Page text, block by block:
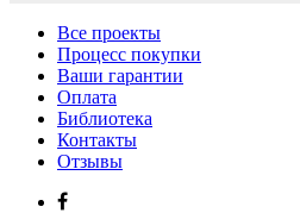
Все проекты
Процесс покупки
Ваши гарантии
Оплата
Библиотека
Контакты
Отзывы